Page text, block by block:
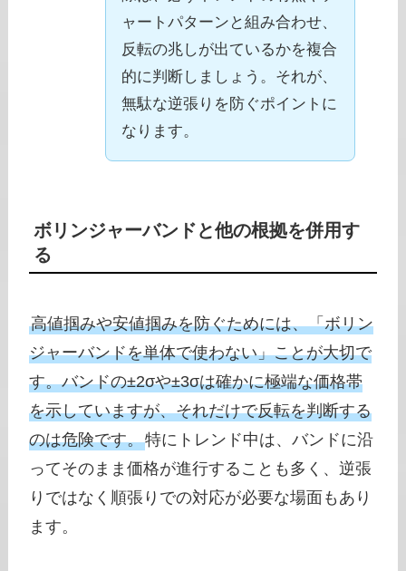
ャートパターンと組み合わせ、
反転の兆しが出ているかを複合
的に判断しましょう。それが、
無駄な逆張りを防ぐポイントに
なります。
ボリンジャーバンドと他の根拠を併用す
る
高値掴みや安値掴みを防ぐためには、「ボリン
ジャーバンドを単体で使わない」ことが大切で
す。バンドの±2σや±3σは確かに極端な価格帯
を示していますが、それだけで反転を判断する
のは危険です。特にトレンド中は、バンドに沿
ってそのまま価格が進行することも多く、逆張
りではなく順張りでの対応が必要な場面もあり
ます。